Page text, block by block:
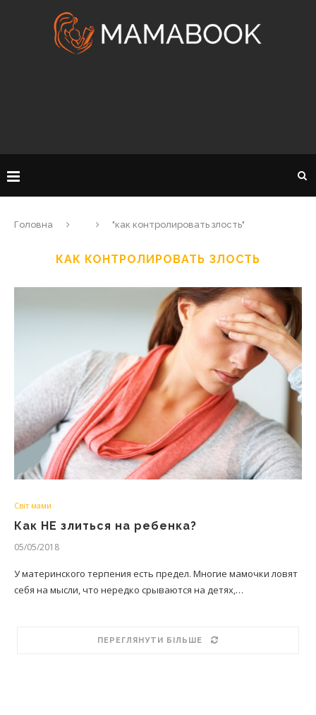
Головна "как контролировать злость"
КАК КОНТРОЛИРОВАТЬ ЗЛОСТЬ
Світ мами
Как НЕ злиться на ребенка?
05/05/2018
У материнского терпения есть предел. Многие мамочки ловят
себя на мысли, что нередко срываются на детях,…
ПЕРЕГЛЯНУТИ БІЛЬШЕ